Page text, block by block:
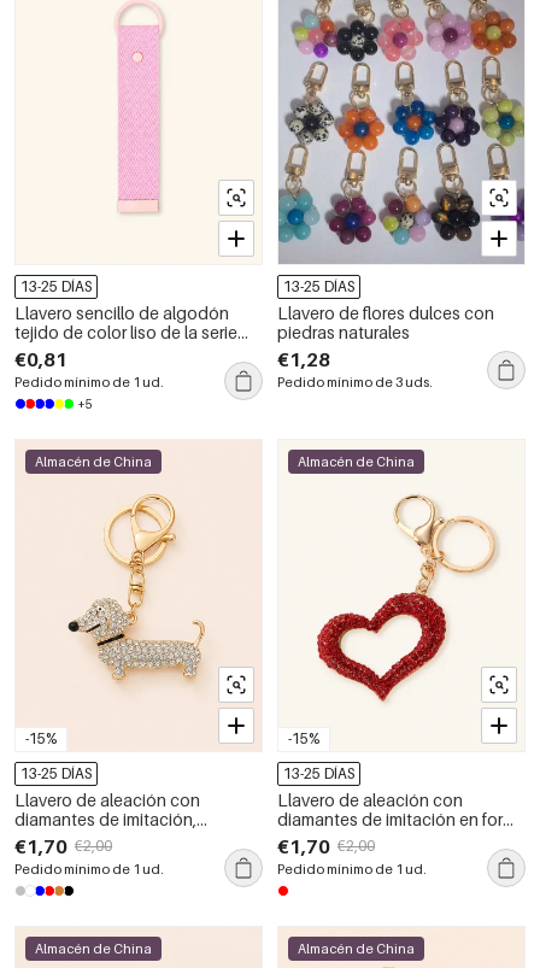
13-25 DÍAS
Llavero sencillo de algodón
tejido de color liso de la serie
Daily
€0,81
Pedido mínimo de 1 ud.
+5
13-25 DÍAS
Llavero de flores dulces con
piedras naturales
€1,28
Pedido mínimo de 3 uds.
-15%
Almacén de China
13-25 DÍAS
Llavero de aleación con
diamantes de imitación,
adorable y de color liso, de la
serie Luxury Series, con forma
de perro salchicha.
€1,70 €2,00
Pedido mínimo de 1 ud.
-15%
Almacén de China
13-25 DÍAS
Llavero de aleación con
diamantes de imitación en forma
de corazón, serie romántica
informal.
€1,70 €2,00
Pedido mínimo de 1 ud.
Almacén de China Almacén de China